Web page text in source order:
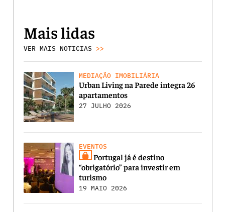
Mais lidas
VER MAIS NOTICIAS >>
MEDIAÇÃO IMOBILIÁRIA
Urban Living na Parede integra 26
apartamentos
27 JULHO 2026
EVENTOS
Portugal já é destino
“obrigatório” para investir em
turismo
19 MAIO 2026